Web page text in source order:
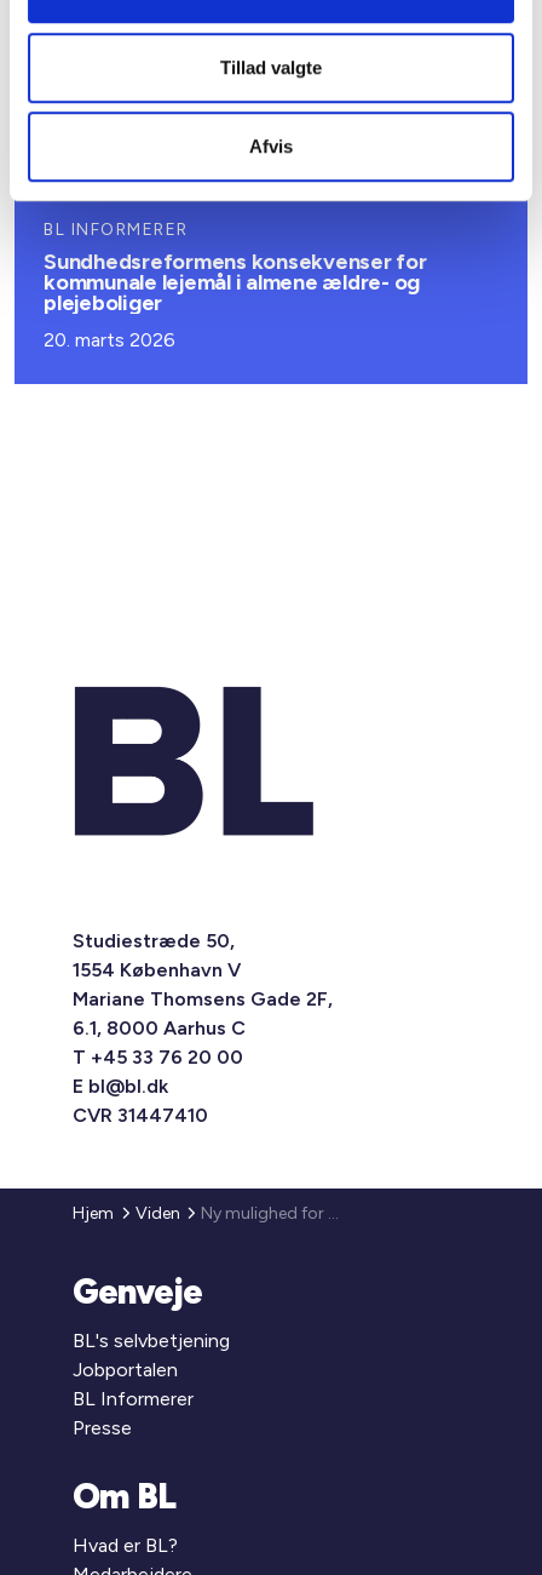
Tillad valgte
Afvis
forsyningssvigt
BL INFORMERER
Sundhedsreformens konsekvenser for
kommunale lejemål i almene ældre- og
plejeboliger
20. marts 2026
Studiestræde 50,
1554 København V
Mariane Thomsens Gade 2F,
6.1, 8000 Aarhus C
T +45 33 76 20 00
E bl@bl.dk
CVR 31447410
Hjem Viden Ny mulighed for støtte fra Regionalfonden til energirenove-ring af almene boliger
Genveje
BL's selvbetjening
Jobportalen
BL Informerer
Presse
Om BL
Hvad er BL?